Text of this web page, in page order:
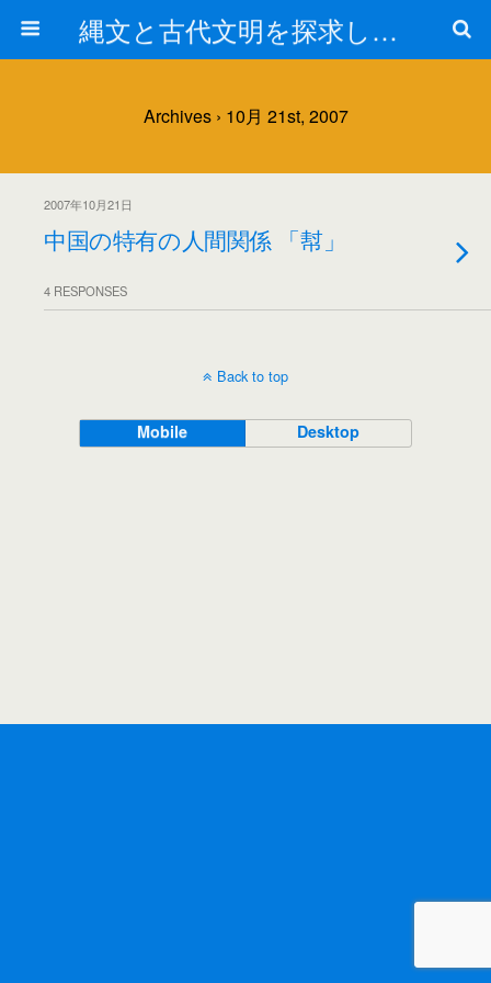
縄文と古代文明を探求しよう！
Archives › 10月 21st, 2007
2007年10月21日
中国の特有の人間関係 「幇」
4 RESPONSES
Back to top
Mobile Desktop